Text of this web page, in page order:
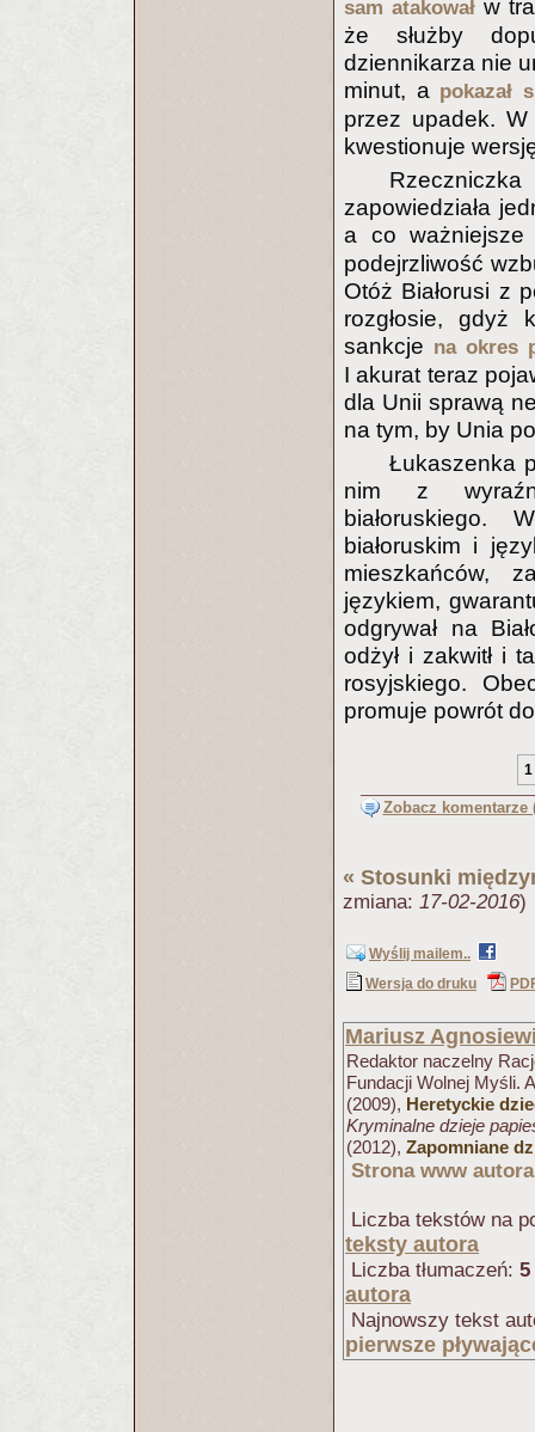
sam atakowałw
że służby
dziennikarza nie
minut, a pokazał
przez upadek. W
kwestionuje
Rzeczniczka
zapowiedziała
a co
podejrzliwość
Otóż Białorusi z
rozgłosie, gdyż
sankcje na okres
I akurat teraz
dla Unii sprawą
na tym, by Unia
Łukaszenka
nim z
białoruskiego.
białoruskim i
mieszkańców,
językiem,
odgrywał na
odżył i zakwitł i
rosyjskiego.
promuje powrót
1
Zobacz komentarze
« Stosunki
zmiana: 17-02-2016)
Wyślij mailem..
Wersja do druku
Mariusz
Redaktor naczelny
Fundacji Wolnej Myśli.
(2009), Heretyckie
Kryminalne dzieje
(2012), Zapomniane
Strona www autora
Liczba tekstów na
teksty autora
Liczba tłumaczeń: 5
autora
Najnowszy tekst
pierwsze